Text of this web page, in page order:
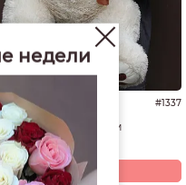
4.9 #1337
Мишка 60 см
4 940
Купить
недели